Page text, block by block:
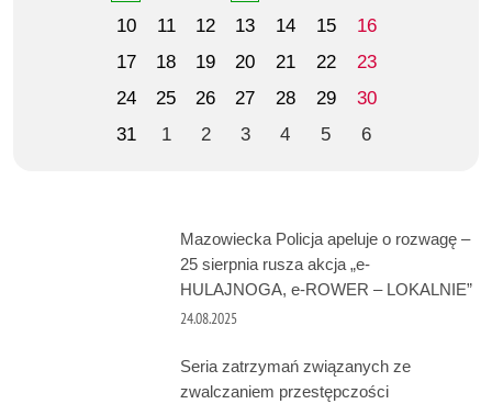
10
11 12 13 14 15
16
17
18 19 20 21 22
23
24
25 26 27 28 29
30
31
1 2 3 4 5 6
Mazowiecka Policja apeluje o rozwagę –
25 sierpnia rusza akcja „e-
HULAJNOGA, e-ROWER – LOKALNIE”
24.08.2025
Seria zatrzymań związanych ze
zwalczaniem przestępczości